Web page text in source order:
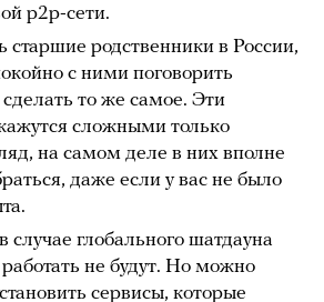
p2p-сети.
старшие родственники в России,
с ними поговорить
то же самое. Эти
сложными только
на самом деле в них вполне
даже если у вас не было
случае глобального шатдауна
не будут. Но можно
сервисы, которые